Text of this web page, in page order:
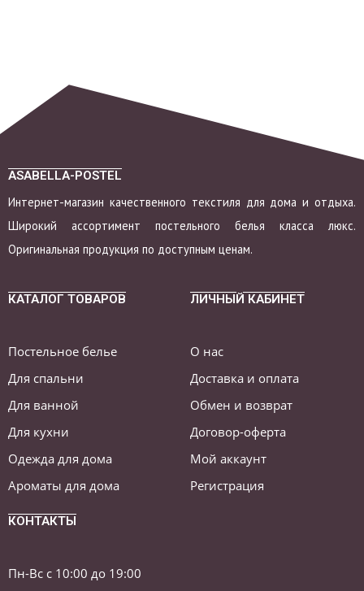
ASABELLA-POSTEL
Интернет-магазин качественного текстиля для дома и отдыха.
Широкий ассортимент постельного белья класса люкс.
Оригинальная продукция по доступным ценам.
КАТАЛОГ ТОВАРОВ
Постельное белье
Для спальни
Для ванной
Для кухни
Одежда для дома
Ароматы для дома
ЛИЧНЫЙ КАБИНЕТ
О нас
Доставка и оплата
Обмен и возврат
Договор-оферта
Мой аккаунт
Регистрация
КОНТАКТЫ
Пн-Вс с 10:00 до 19:00